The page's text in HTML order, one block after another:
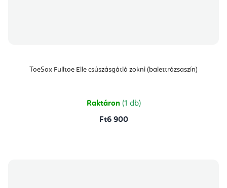
ToeSox Fulltoe Elle csúszásgátló zokni (balettrózsaszín)
Raktáron (1 db)
Ft6 900